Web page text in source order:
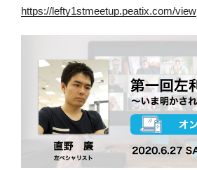
https://lefty1stmeetup.peatix.com/view